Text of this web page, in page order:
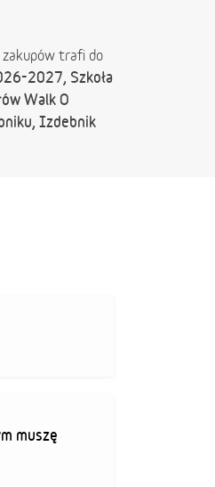
trafi do
2027, Szkoła
Walk O
Izdebnik
muszę